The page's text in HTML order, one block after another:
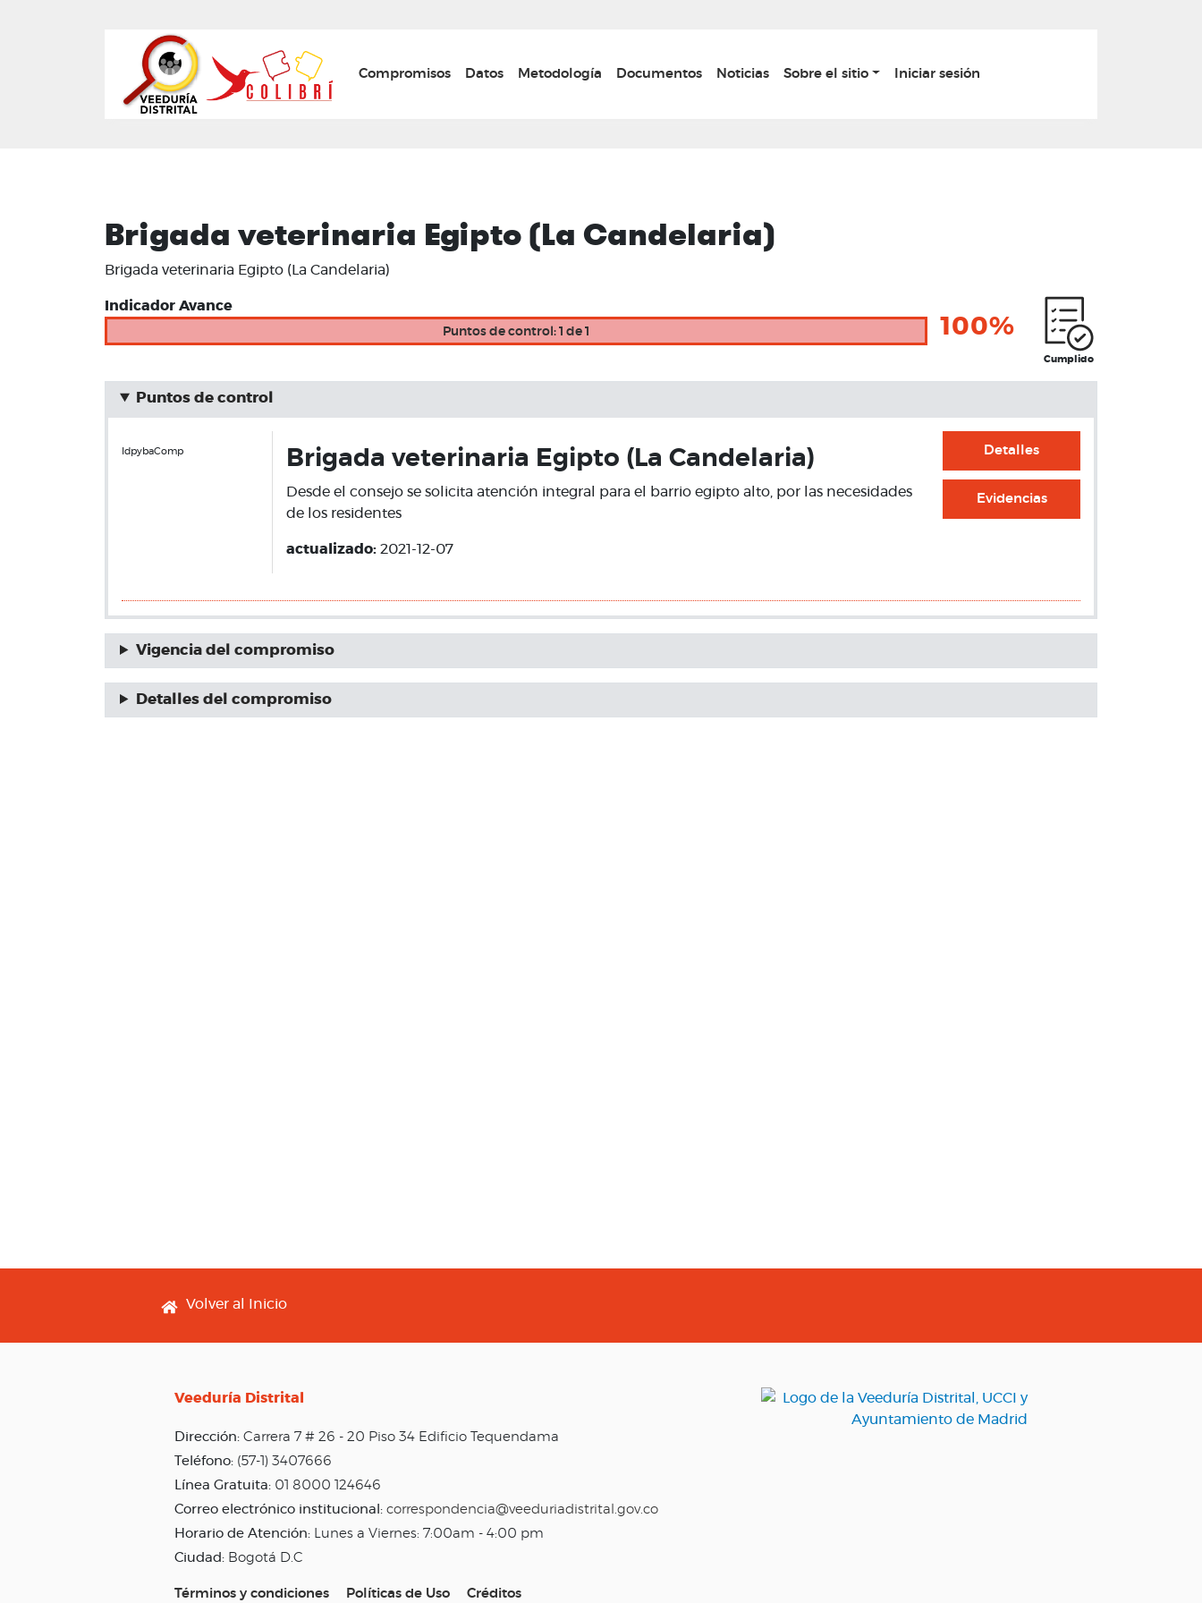
principal
Main navigation
Compromisos Datos Metodología Documentos Noticias Sobre el sitio Iniciar sesión
Brigada veterinaria Egipto (La Candelaria)
Brigada veterinaria Egipto (La Candelaria)
Indicador Avance
Puntos de control: 1 de 1 100%
Cumplido
Puntos de control
IdpybaComp Brigada veterinaria Egipto (La Candelaria)
Desde el consejo se solicita atención integral para el barrio egipto alto, por las necesidades
de los residentes
actualizado: 2021-12-07
Detalles
Evidencias
Vigencia del compromiso
Detalles del compromiso
Footer menu
Volver al Inicio
Veeduría Distrital
Dirección: Carrera 7 # 26 - 20 Piso 34 Edificio Tequendama
Teléfono: (57-1) 3407666
Línea Gratuita: 01 8000 124646
Correo electrónico institucional: correspondencia@veeduriadistrital.gov.co
Horario de Atención: Lunes a Viernes: 7:00am - 4:00 pm
Ciudad: Bogotá D.C
Términos y condiciones Políticas de Uso Créditos